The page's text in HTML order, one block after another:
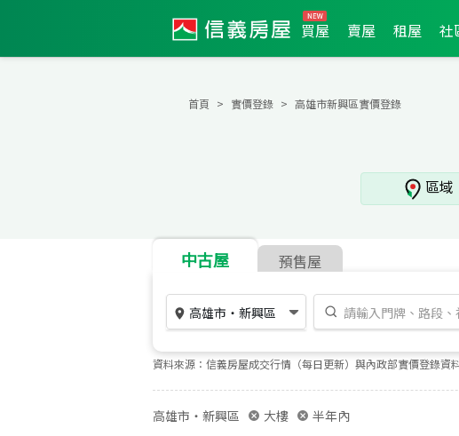
買屋 賣屋 租屋 社
首頁 實價登錄 高雄市新興區實價登錄
區域
中古屋 預售屋
高雄市 ・ 新興區
資料來源：信義房屋成交行情（每日更新）與內政部實價登錄資
高雄市・新興區 大樓 半年內